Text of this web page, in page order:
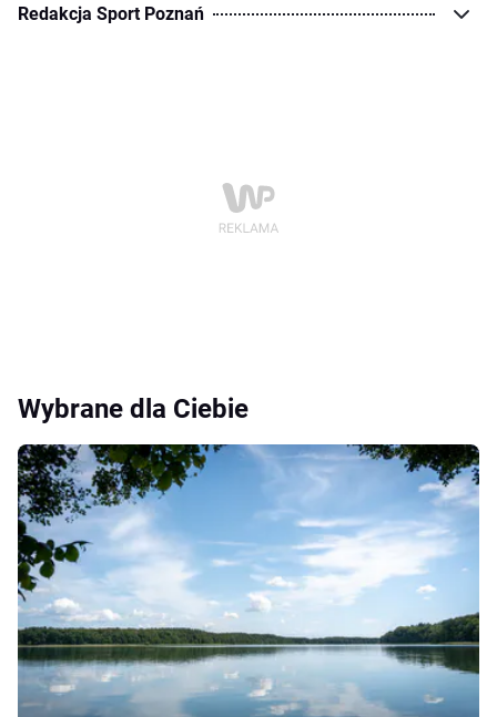
Redakcja Sport Poznań
Wybrane dla Ciebie